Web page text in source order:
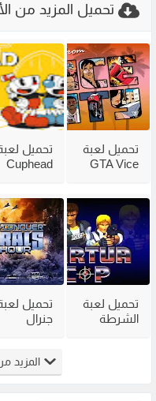
تحميل المزيد من
تحميل لعبة
GTA Vice
مضغوطة
من ميديا
فاير
تحميل
Cuphead
فاير بحجم
صغير
تحميل لعبة
الشرطة
تحميل
جنرال
Zero Hour
للكمبيوتر
المزيد